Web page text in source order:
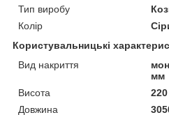
Тип виробу
Колір
Користувальницькі
Вид накриття
мм
Висота
220
Довжина